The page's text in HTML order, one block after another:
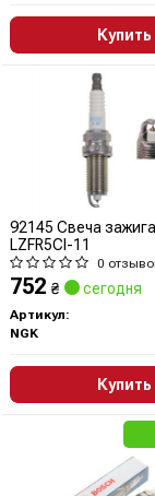
Купить
92145 Свеча
LZFR5CI-11
0
752 ₴ сегодня
Артикул:
NGK
Купить